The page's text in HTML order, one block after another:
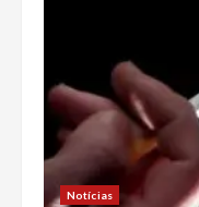
Notícias